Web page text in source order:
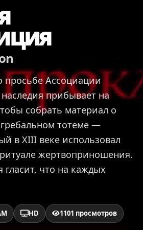
просьбе Ассоциации
прибывает на
собрать материал о
тотеме —
в XIII веке использовал
жертвоприношения.
что на каждых
HD 1101 просмотров